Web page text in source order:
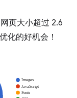
页大小超过 2.6
化的好机会！